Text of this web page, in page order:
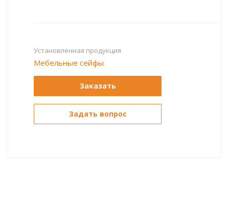
Установленная продукция
Мебельные сейфы
Заказать
Задать вопрос